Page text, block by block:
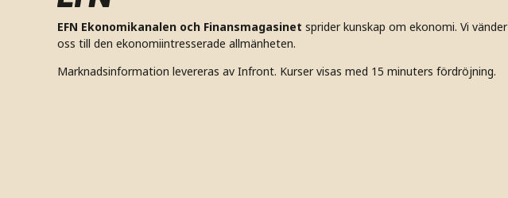
EFN Ekonomikanalen och Finansmagasinet sprider kunskap om ekonomi. Vi vänder
oss till den ekonomiintresserade allmänheten.
Marknadsinformation levereras av Infront. Kurser visas med 15 minuters fördröjning.